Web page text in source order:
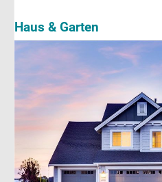
Haus & Garten